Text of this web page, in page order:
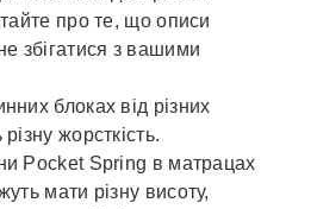
про те, що описи
збігатися з вашими
блоках від різних
жорсткість.
Pocket Spring в матрацах
мати різну висоту,